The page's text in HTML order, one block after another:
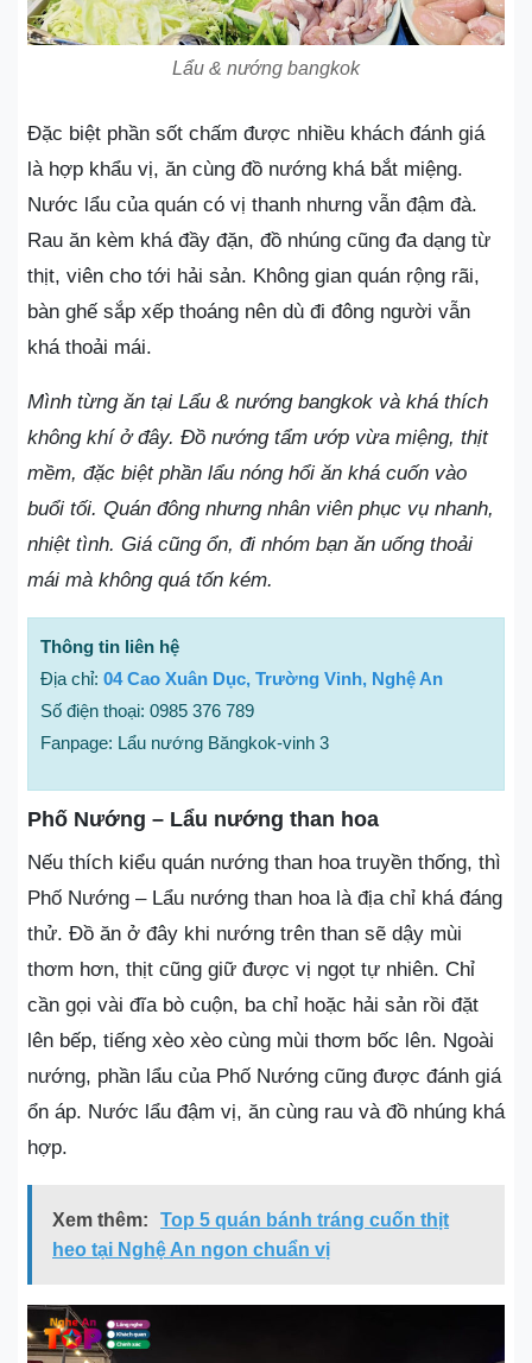
Lẩu & nướng bangkok
Đặc biệt phần sốt chấm được nhiều khách đánh giá
là hợp khẩu vị, ăn cùng đồ nướng khá bắt miệng.
Nước lẩu của quán có vị thanh nhưng vẫn đậm đà.
Rau ăn kèm khá đầy đặn, đồ nhúng cũng đa dạng từ
thịt, viên cho tới hải sản. Không gian quán rộng rãi,
bàn ghế sắp xếp thoáng nên dù đi đông người vẫn
khá thoải mái.
Mình từng ăn tại Lẩu & nướng bangkok và khá thích
không khí ở đây. Đồ nướng tẩm ướp vừa miệng, thịt
mềm, đặc biệt phần lẩu nóng hổi ăn khá cuốn vào
buổi tối. Quán đông nhưng nhân viên phục vụ nhanh,
nhiệt tình. Giá cũng ổn, đi nhóm bạn ăn uống thoải
mái mà không quá tốn kém.
Thông tin liên hệ
Địa chỉ: 04 Cao Xuân Dục, Trường Vinh, Nghệ An
Số điện thoại: 0985 376 789
Fanpage: Lẩu nướng Băngkok-vinh 3
Phố Nướng – Lẩu nướng than hoa
Nếu thích kiểu quán nướng than hoa truyền thống, thì
Phố Nướng – Lẩu nướng than hoa là địa chỉ khá đáng
thử. Đồ ăn ở đây khi nướng trên than sẽ dậy mùi
thơm hơn, thịt cũng giữ được vị ngọt tự nhiên. Chỉ
cần gọi vài đĩa bò cuộn, ba chỉ hoặc hải sản rồi đặt
lên bếp, tiếng xèo xèo cùng mùi thơm bốc lên. Ngoài
nướng, phần lẩu của Phố Nướng cũng được đánh giá
ổn áp. Nước lẩu đậm vị, ăn cùng rau và đồ nhúng khá
hợp.
Xem thêm:
Top 5 quán bánh tráng cuốn thịt
heo tại Nghệ An ngon chuẩn vị